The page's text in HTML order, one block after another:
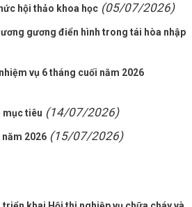
hội thảo khoa học (05/07/2026)
gương điển hình trong tái hòa nhập
vụ 6 tháng cuối năm 2026
mục tiêu (14/07/2026)
2026 (15/07/2026)